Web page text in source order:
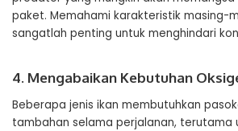
paket. Memahami karakteristik masing-
sangatlah penting untuk menghindari
4. Mengabaikan Kebutuhan
Beberapa jenis ikan membutuhkan
tambahan selama perjalanan, terutama